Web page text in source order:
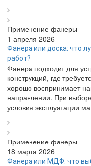
Применение фанеры
1 апреля 2026
Фанера или доска: что
работ?
Фанера подходит для
конструкций, где
хорошо воспринимает
направлении. При
условия эксплуатации
Применение фанеры
18 марта 2026
Фанера или МДФ: что